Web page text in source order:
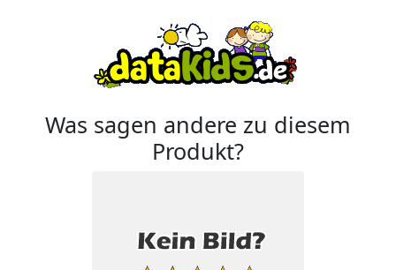
Was sagen andere zu diesem
Produkt?